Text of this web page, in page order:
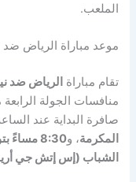
الملعب.
موعد مباراة الرياض ضد
تقام مباراة الرياض ضد
منافسات الجولة
صافرة البداية عند
المكرمة، و8:30 مساءً بتوقيت الرياض
الشباب (إس إتش جي